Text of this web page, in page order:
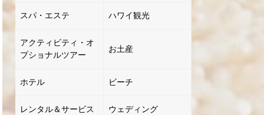
スパ・エステ ハワイ観光
アクティビティ・オ
プショナルツアー
お土産
ホテル ビーチ
レンタル＆サービス ウェディング